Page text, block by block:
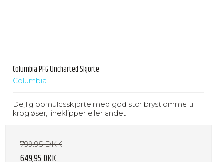
Columbia PFG Uncharted Skjorte
Columbia
Dejlig bomuldsskjorte med god stor brystlomme til
krogløser, lineklipper eller andet
799,95 DKK
649,95 DKK